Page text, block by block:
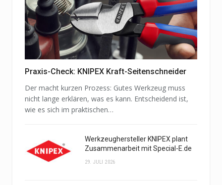
Praxis-Check: KNIPEX Kraft-Seitenschneider
Der macht kurzen Prozess: Gutes Werkzeug muss
nicht lange erklären, was es kann. Entscheidend ist,
wie es sich im praktischen…
Werkzeughersteller KNIPEX plant
Zusammenarbeit mit Special-E.de
29. JULI 2026